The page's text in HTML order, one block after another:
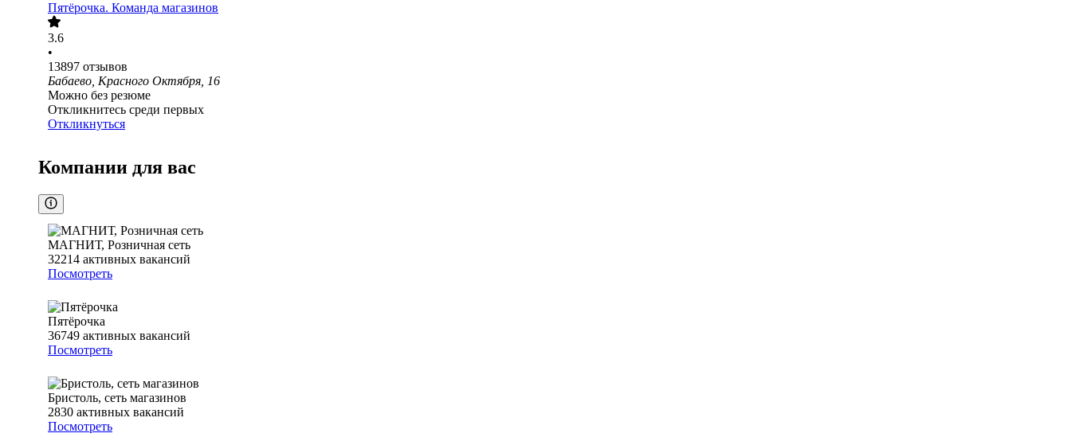
Пятёрочка. Команда магазинов
3.6
•
13897 отзывов
Бабаево, Красного Октября, 16
Можно без резюме
Откликнитесь среди первых
Откликнуться
Компании для вас
МАГНИТ, Розничная сеть
32214 активных вакансий
Посмотреть
Пятёрочка
36749 активных вакансий
Посмотреть
Бристоль, сеть магазинов
2830 активных вакансий
Посмотреть